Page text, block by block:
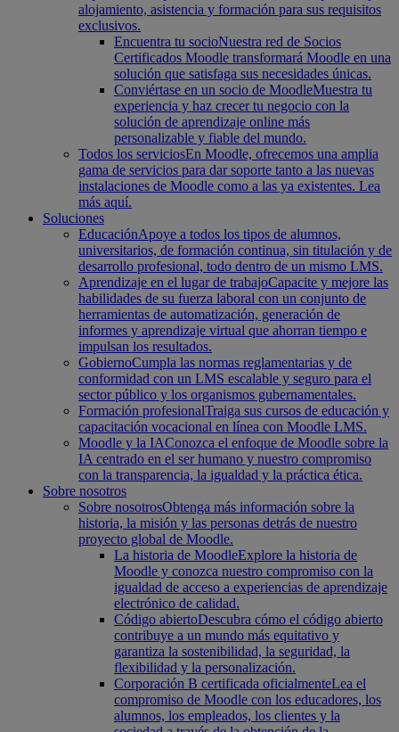
alojamiento, asistencia y formación para sus requisitos
exclusivos.
Encuentra tu socioNuestra red de Socios
Certificados Moodle transformará Moodle en una
solución que satisfaga sus necesidades únicas.
Conviértase en un socio de MoodleMuestra tu
experiencia y haz crecer tu negocio con la
solución de aprendizaje online más
personalizable y fiable del mundo.
Todos los serviciosEn Moodle, ofrecemos una amplia
gama de servicios para dar soporte tanto a las nuevas
instalaciones de Moodle como a las ya existentes. Lea
más aquí.
Soluciones
EducaciónApoye a todos los tipos de alumnos,
universitarios, de formación continua, sin titulación y de
desarrollo profesional, todo dentro de un mismo LMS.
Aprendizaje en el lugar de trabajoCapacite y mejore las
habilidades de su fuerza laboral con un conjunto de
herramientas de automatización, generación de
informes y aprendizaje virtual que ahorran tiempo e
impulsan los resultados.
GobiernoCumpla las normas reglamentarias y de
conformidad con un LMS escalable y seguro para el
sector público y los organismos gubernamentales.
Formación profesionalTraiga sus cursos de educación y
capacitación vocacional en línea con Moodle LMS.
Moodle y la IAConozca el enfoque de Moodle sobre la
IA centrado en el ser humano y nuestro compromiso
con la transparencia, la igualdad y la práctica ética.
Sobre nosotros
Sobre nosotrosObtenga más información sobre la
historia, la misión y las personas detrás de nuestro
proyecto global de Moodle.
La historia de MoodleExplore la historia de
Moodle y conozca nuestro compromiso con la
igualdad de acceso a experiencias de aprendizaje
electrónico de calidad.
Código abiertoDescubra cómo el código abierto
contribuye a un mundo más equitativo y
garantiza la sostenibilidad, la seguridad, la
flexibilidad y la personalización.
Corporación B certificada oficialmenteLea el
compromiso de Moodle con los educadores, los
alumnos, los empleados, los clientes y la